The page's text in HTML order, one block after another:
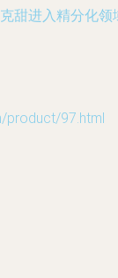
甜进入精分化领
product/97.html